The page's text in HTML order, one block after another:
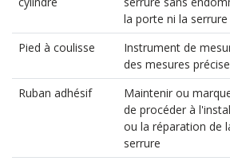
la porte ni la serrure
Pied à coulisse
Instrument de
des mesures
Ruban adhésif
Maintenir ou
de procéder à
ou la réparation de
serrure